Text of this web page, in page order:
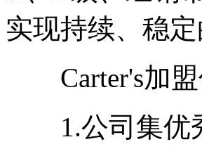
实现持续、稳定
Carter's加盟
1.公司集优秀